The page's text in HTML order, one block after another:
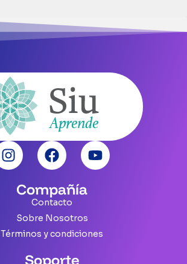
Compañía
Contacto
Sobre Nosotros
Términos y condiciones
Soporte